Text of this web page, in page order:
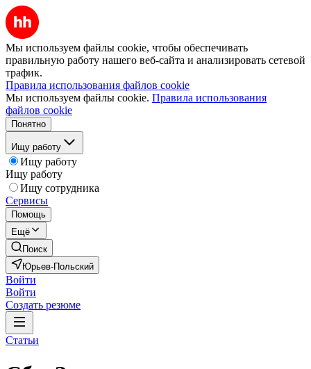
Мы используем файлы cookie, чтобы обеспечивать
правильную работу нашего веб-сайта и анализировать сетевой
трафик.
Правила использования файлов cookie
Мы используем файлы cookie. Правила использования
файлов cookie
Понятно
Ищу работу
Ищу работу
Ищу работу
Ищу сотрудника
Сервисы
Помощь
Ещё
Поиск
Юрьев-Польский
Войти
Войти
Создать резюме
Статьи